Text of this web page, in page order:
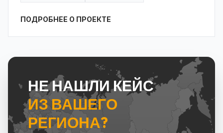
ПОДРОБНЕЕ О ПРОЕКТЕ
НЕ НАШЛИ КЕЙС
ИЗ ВАШЕГО
РЕГИОНА?